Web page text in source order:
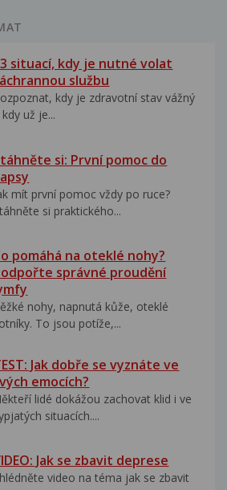
situací, kdy je nutné volat
službu
kdy je zdravotní stav vážný
kdy už je...
si: První pomoc do
mít první pomoc vždy po ruce?
si praktického...
pomáhá na oteklé nohy?
správné proudění
nohy, napnutá kůže, oteklé
To jsou potíže,...
Jak dobře se vyznáte ve
emocích?
lidé dokážou zachovat klid i ve
situacích....
Jak se zbavit deprese
video na téma jak se zbavit